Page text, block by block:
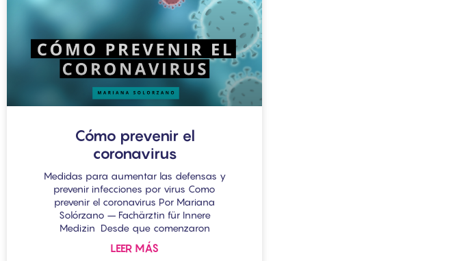
Cómo prevenir el
coronavirus
Medidas para aumentar las defensas y
prevenir infecciones por virus Como
prevenir el coronavirus Por Mariana
Solórzano – Fachärztin für Innere
Medizin Desde que comenzaron
LEER MÁS